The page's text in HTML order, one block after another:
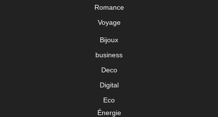
Romance
Voyage
Bijoux
business
Deco
Digital
Eco
Énergie